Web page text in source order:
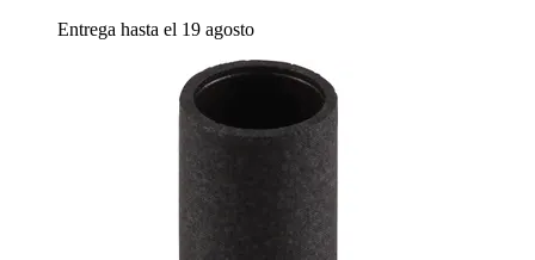
Entrega hasta el 19 agosto